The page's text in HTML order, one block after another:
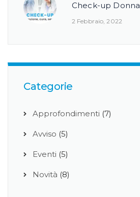
Check-up Donna
2 Febbraio, 2022
Categorie
Approfondimenti (7)
Avviso (5)
Eventi (5)
Novità (8)